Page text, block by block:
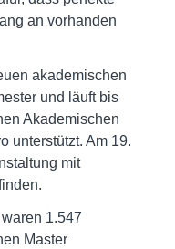
an vorhanden
akademischen
und läuft bis
Akademischen
unterstützt. Am 19.
mit
1.547
Master